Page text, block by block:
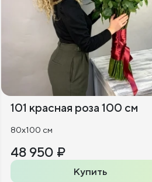
101 красная роза 100 см
80x100 см
48 950 ₽
Купить